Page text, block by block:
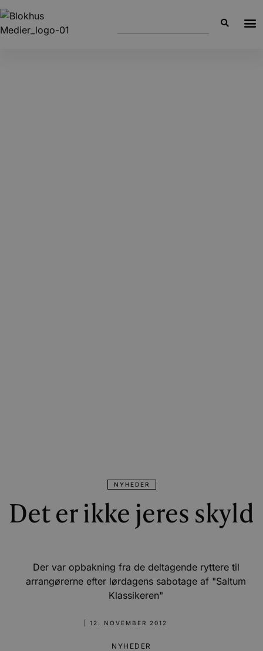
NYHEDER
Det er ikke jeres skyld
Der var opbakning fra de deltagende ryttere til
arrangørerne efter lørdagens sabotage af "Saltum
Klassikeren"
12. NOVEMBER 2012
NYHEDER